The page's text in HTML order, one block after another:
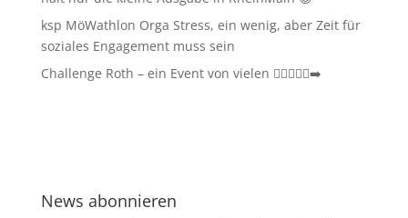
ksp MöWathlon Orga Stress, ein wenig, aber Zeit für
soziales Engagement muss sein
Challenge Roth – ein Event von vielen 🏊‍♀️🚴‍♂️🏃‍➡️
News abonnieren